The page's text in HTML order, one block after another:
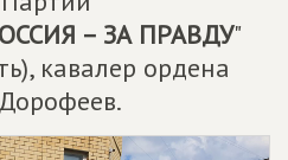
– ЗА ПРАВДУ"
кавалер ордена